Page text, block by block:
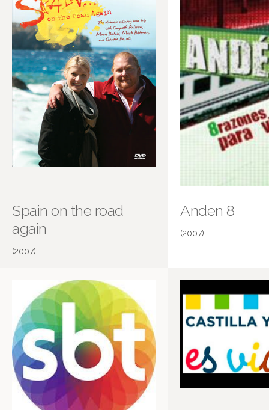
Spain on the road
again
(2007)
Anden 8
(2007)